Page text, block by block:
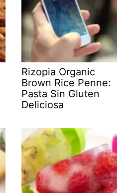
Rizopia Organic
Brown Rice Penne:
Pasta Sin Gluten
Deliciosa